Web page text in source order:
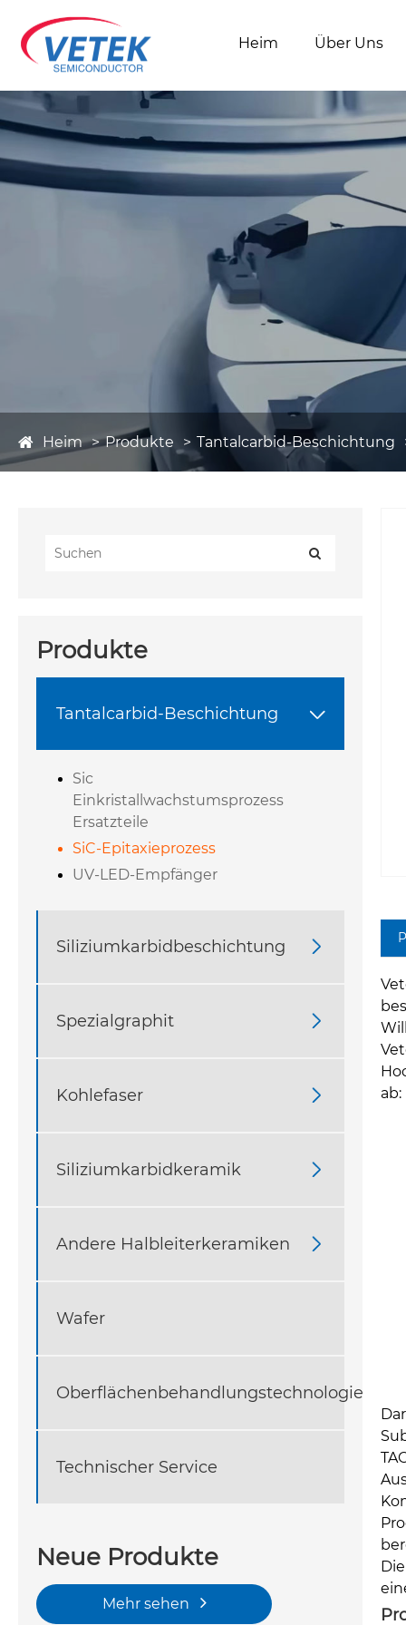
Heim Über Uns
Heim Produkte Tantalcarbid-Beschichtung
Produkte
Tantalcarbid-Beschichtung 
Sic
Einkristallwachstumsprozess
Ersatzteile
SiC-Epitaxieprozess
UV-LED-Empfänger
Siliziumkarbidbeschichtung 
Spezialgraphit 
Kohlefaser 
Siliziumkarbidkeramik 
Andere Halbleiterkeramiken 
Wafer
Oberflächenbehandlungstechnologie
Technischer Service
Neue Produkte
Mehr sehen
ab: